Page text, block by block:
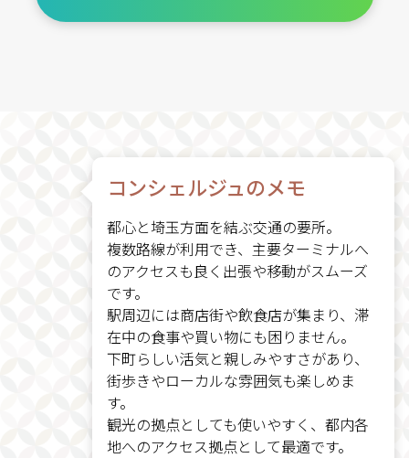
コンシェルジュのメモ
都心と埼玉方面を結ぶ交通の要所。
複数路線が利用でき、主要ターミナルへ
のアクセスも良く出張や移動がスムーズ
です。
駅周辺には商店街や飲食店が集まり、滞
在中の食事や買い物にも困りません。
下町らしい活気と親しみやすさがあり、
街歩きやローカルな雰囲気も楽しめま
す。
観光の拠点としても使いやすく、都内各
地へのアクセス拠点として最適です。